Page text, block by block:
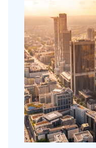
Over Holla
Onze mensen
Expertises
Topics